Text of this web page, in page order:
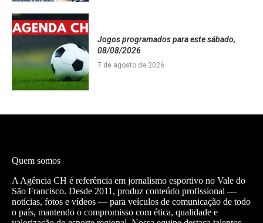
Jogos programados para este sábado,
08/08/2026
7 de agosto de 2026
Quem somos
A Agência CH é referência em jornalismo esportivo no Vale do
São Francisco. Desde 2011, produz conteúdo profissional —
notícias, fotos e vídeos — para veículos de comunicação de todo
o país, mantendo o compromisso com ética, qualidade e